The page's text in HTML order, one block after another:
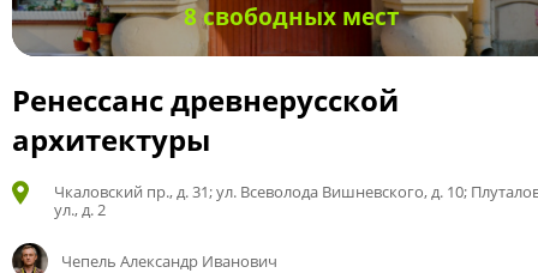
8 свободных мест
Ренессанс древнерусской
архитектуры
Чкаловский пр., д. 31; ул. Всеволода Вишневского, д. 10;
ул., д. 2
Чепель Александр Иванович